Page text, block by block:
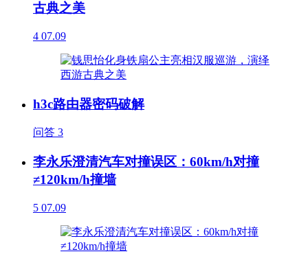
古典之美
4 07.09
h3c路由器密码破解
问答 3
李永乐澄清汽车对撞误区：60km/h对撞
≠120km/h撞墙
5 07.09